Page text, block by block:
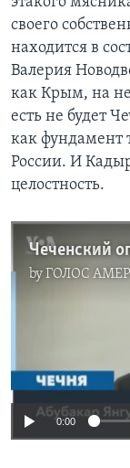
своего
находится в
Валерия
как Крым, на
есть не будет
как фундамент
России. И
целостность.
byГОЛОС
No
0:00